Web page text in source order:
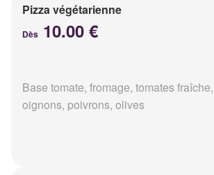
Pizza végétarienne
Dès 10.00 €
Base tomate, fromage, tomates
oignons, poivrons, olives